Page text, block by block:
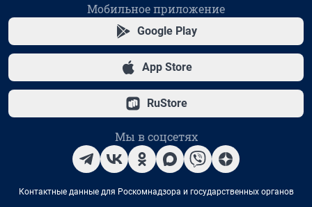
Мобильное приложение
Google Play
App Store
RuStore
Мы в соцсетях
Контактные данные для Роскомнадзора и государственных органов